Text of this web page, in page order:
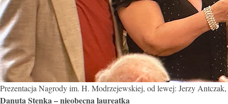
Prezentacja Nagrody im. H. Modrzejewskiej, od lewej: Jerzy
Danuta Stenka – nieobecna laureatka